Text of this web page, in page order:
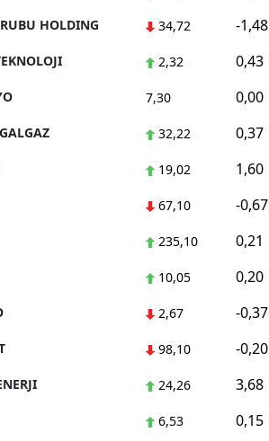
HOLDING 34,72 -1,48
2,32 0,43
7,30 0,00
32,22 0,37
19,02 1,60
67,10 -0,67
235,10 0,21
10,05 0,20
2,67 -0,37
98,10 -0,20
24,26 3,68
6,53 0,15